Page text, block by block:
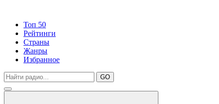
Топ 50
Рейтинги
Страны
Жанры
Избранное
GO